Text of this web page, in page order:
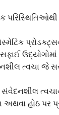
ઉદ્યોગોમાં
ત્વચા જે
અથવા હોઠ પર